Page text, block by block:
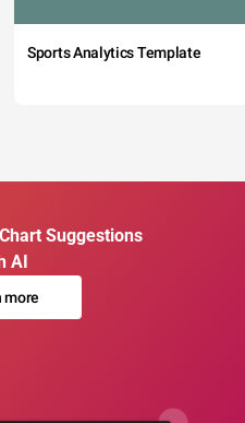
Sports Analytics Template
Suggestions
AI
more